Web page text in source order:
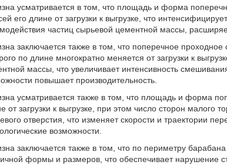
усматривается в том, что площадь и форма
его длине от загрузки к выгрузке, что
частиц сырьевой цементной массы,
заключается также в том, что поперечное
по длине многократно меняется от загрузки к
массы, что увеличивает интенсивность
повышает производительность.
усматривается также в том, что площадь и форма
от загрузки к выгрузке, при этом число сторон малого
отверстия, что изменяет скорости и траектории
возможности.
заключается также в том, что по периметру
формы и размеров, что обеспечивает нарушение